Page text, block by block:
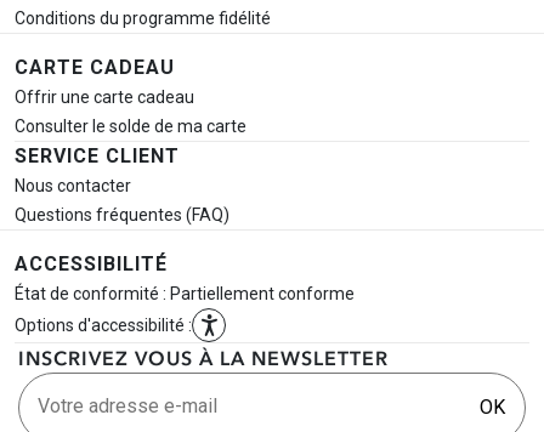
Conditions du programme fidélité
CARTE CADEAU
Offrir une carte cadeau
Consulter le solde de ma carte
SERVICE CLIENT
Nous contacter
Questions fréquentes (FAQ)
ACCESSIBILITÉ
État de conformité : Partiellement conforme
Options d'accessibilité :
INSCRIVEZ VOUS À LA NEWSLETTER
Votre adresse e-mail OK